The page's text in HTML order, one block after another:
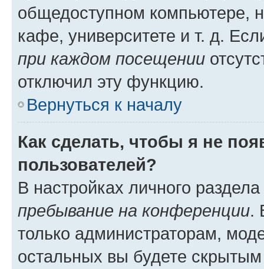
общедоступном компьютере,
кафе, университете и т. д.
при каждом посещении
отключил эту функцию.
Вернуться к началу
Как сделать, чтобы я не
пользователей?
В настройках личного
пребывание на конференции.
только администраторам,
остальных вы будете